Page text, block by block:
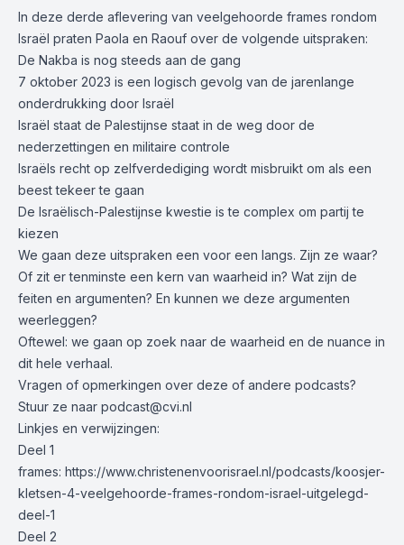
In deze derde aflevering van veelgehoorde frames rondom
Israël praten Paola en Raouf over de volgende uitspraken:
De Nakba is nog steeds aan de gang
7 oktober 2023 is een logisch gevolg van de jarenlange
onderdrukking door Israël
Israël staat de Palestijnse staat in de weg door de
nederzettingen en militaire controle
Israëls recht op zelfverdediging wordt misbruikt om als een
beest tekeer te gaan
De Israëlisch-Palestijnse kwestie is te complex om partij te
kiezen
We gaan deze uitspraken een voor een langs. Zijn ze waar?
Of zit er tenminste een kern van waarheid in? Wat zijn de
feiten en argumenten? En kunnen we deze argumenten
weerleggen?
Oftewel: we gaan op zoek naar de waarheid en de nuance in
dit hele verhaal.
Vragen of opmerkingen over deze of andere podcasts?
Stuur ze naar podcast@cvi.nl
Linkjes en verwijzingen:
Deel 1
frames: https://www.christenenvoorisrael.nl/podcasts/koosjer-
kletsen-4-veelgehoorde-frames-rondom-israel-uitgelegd-
deel-1
Deel 2